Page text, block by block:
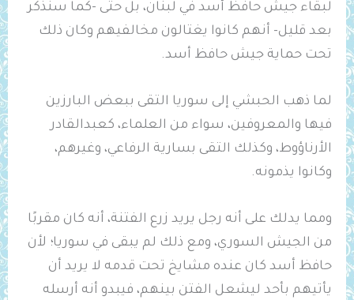
لبقاء جيش حافظ أسد في لبنان، بل حتى -كما سنذكر
بعد قليل- أنهم كانوا يغتالون مخالفيهم وكان ذلك
تحت حماية جيش حافظ أسد.
لما ذهب الحبشي إلى سوريا التقى ببعض البارزين
فيها والمعروفين، سواء من العلماء، كعبدالقادر
الأرناؤوط، وكذلك التقى بسارية الرفاعي، وغيرهم،
وكانوا يذمونه.
ومما يدلك على أنه رجل يريد زرع الفتنة، أنه كان مقربًا
من الجيش السوري، ومع ذلك لم يبقى في سوريا؛ لأن
حافظ أسد كان عنده مشايخ تحت قدمه لا يريد أن
يأتيهم بأحد ليشعل الفتن بينهم، فيبدو أنه أرسله